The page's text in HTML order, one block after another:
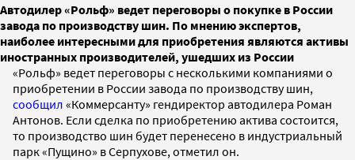
Автодилер «Рольф» ведет переговоры о покупке в России
завода по производству шин. По мнению экспертов,
наиболее интересными для приобретения являются активы
иностранных производителей, ушедших из России
«Рольф» ведет переговоры с несколькими компаниями о
приобретении в России завода по производству шин,
сообщил «Коммерсанту» гендиректор автодилера Роман
Антонов. Если сделка по приобретению актива состоится,
то производство шин будет перенесено в индустриальный
парк «Пущино» в Серпухове, отметил он.